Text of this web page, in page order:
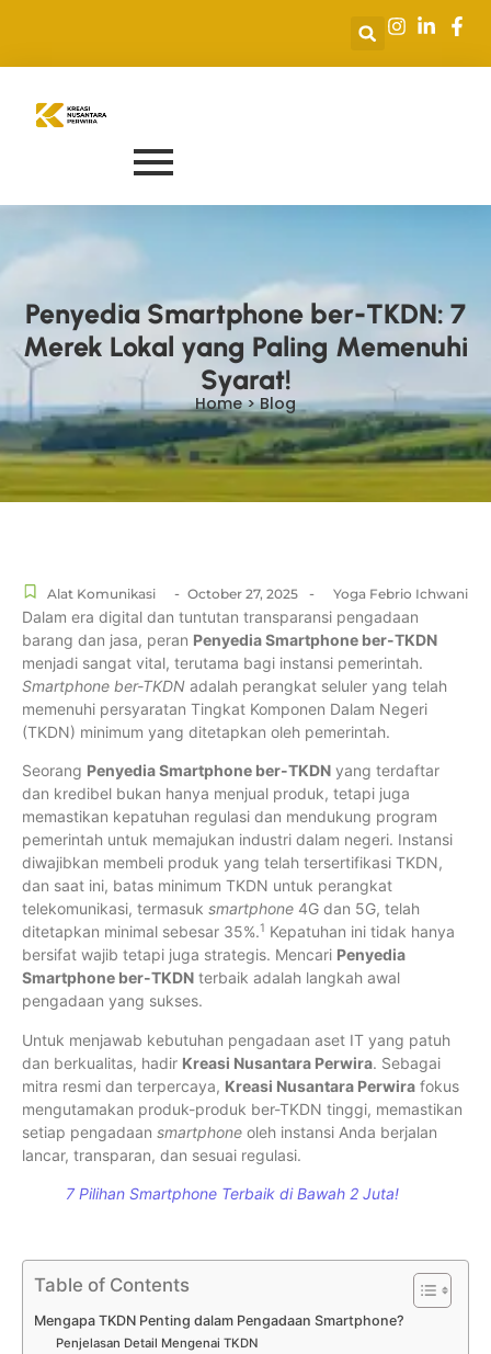
Penyedia Smartphone ber-TKDN: 7
Merek Lokal yang Paling Memenuhi
Syarat!
Home > Blog
Alat Komunikasi - October 27, 2025 - Yoga Febrio Ichwani
Dalam era digital dan tuntutan transparansi pengadaan
barang dan jasa, peran Penyedia Smartphone ber-TKDN
menjadi sangat vital, terutama bagi instansi pemerintah.
Smartphone ber-TKDN adalah perangkat seluler yang telah
memenuhi persyaratan Tingkat Komponen Dalam Negeri
(TKDN) minimum yang ditetapkan oleh pemerintah.
Seorang Penyedia Smartphone ber-TKDN yang terdaftar
dan kredibel bukan hanya menjual produk, tetapi juga
memastikan kepatuhan regulasi dan mendukung program
pemerintah untuk memajukan industri dalam negeri. Instansi
diwajibkan membeli produk yang telah tersertifikasi TKDN,
dan saat ini, batas minimum TKDN untuk perangkat
telekomunikasi, termasuk smartphone 4G dan 5G, telah
ditetapkan minimal sebesar 35%.1 Kepatuhan ini tidak hanya
bersifat wajib tetapi juga strategis. Mencari Penyedia
Smartphone ber-TKDN terbaik adalah langkah awal
pengadaan yang sukses.
Untuk menjawab kebutuhan pengadaan aset IT yang patuh
dan berkualitas, hadir Kreasi Nusantara Perwira. Sebagai
mitra resmi dan terpercaya, Kreasi Nusantara Perwira fokus
mengutamakan produk-produk ber-TKDN tinggi, memastikan
setiap pengadaan smartphone oleh instansi Anda berjalan
lancar, transparan, dan sesuai regulasi.
7 Pilihan Smartphone Terbaik di Bawah 2 Juta!
Table of Contents
Mengapa TKDN Penting dalam Pengadaan Smartphone?
Penjelasan Detail Mengenai TKDN